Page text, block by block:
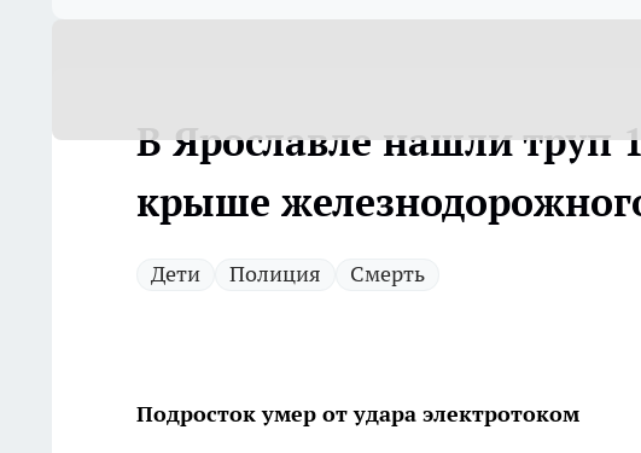
В Ярославле нашли труп
крыше
Дети Полиция Смерть
Подросток умер от удара электротоком